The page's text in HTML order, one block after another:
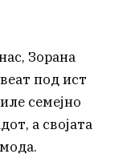
Зорана
под ист
семејно
а својата